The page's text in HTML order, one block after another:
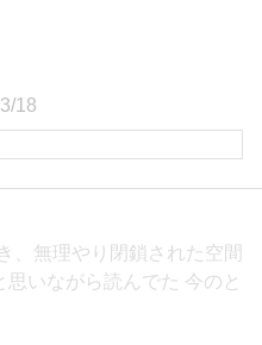
18
、無理やり閉鎖された空間
いながら読んでた 今のと